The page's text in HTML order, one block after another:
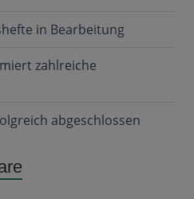
in Bearbeitung
zahlreiche
abgeschlossen